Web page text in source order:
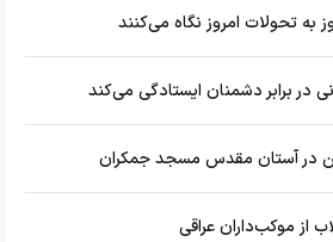
به تحولات امروز نگاه می‌کنند
در برابر دشمنان ایستادگی می‌کند
از موکب‌داران عراقی